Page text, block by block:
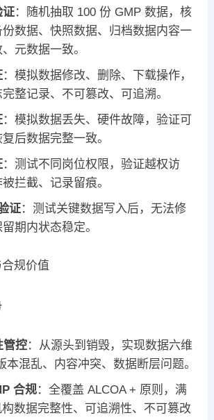
证：随机抽取 100 份 GMP 数据，核
数据、快照数据、归档数据内容一
元数据一致。
：模拟数据修改、删除、下载操作，
整记录、不可篡改、可追溯。
：模拟数据丢失、硬件故障，验证可
后数据完整一致。
：测试不同岗位权限，验证越权访
拦截、记录留痕。
证：测试关键数据写入后，无法修
期内状态稳定。
规价值
管控：从源头到销毁，实现数据六维
本混乱、内容冲突、数据断层问题。
合规：全覆盖 ALCOA + 原则，满
数据完整性、可追溯性、不可篡改